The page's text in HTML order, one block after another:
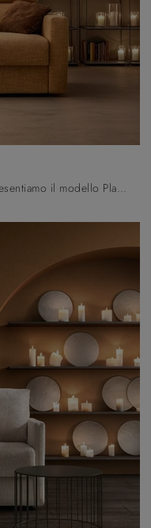
Salotti e divani con letto Samoa: ti presentiamo il modello Planet in tessuto per completare la zona giorno.